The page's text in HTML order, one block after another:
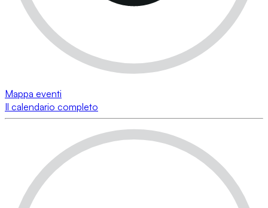
Mappa eventi
Il calendario completo